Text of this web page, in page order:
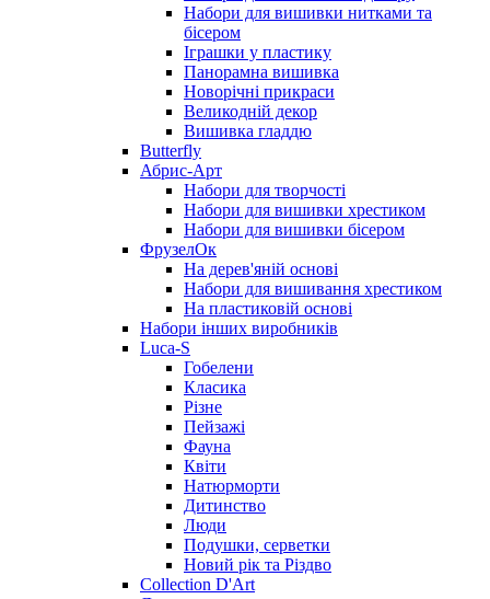
Набори для вишивки нитками та
бісером
Іграшки у пластику
Панорамна вишивка
Новорічні прикраси
Великодній декор
Вишивка гладдю
Butterfly
Абрис-Арт
Набори для творчості
Набори для вишивки хрестиком
Набори для вишивки бісером
ФрузелОк
На дерев'яній основі
Набори для вишивання хрестиком
На пластиковій основі
Набори інших виробників
Luca-S
Гобелени
Класика
Різне
Пейзажі
Фауна
Квіти
Натюрморти
Дитинство
Люди
Подушки, серветки
Новий рік та Різдво
Collection D'Art